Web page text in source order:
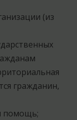
(из
гражданин,
помощь;